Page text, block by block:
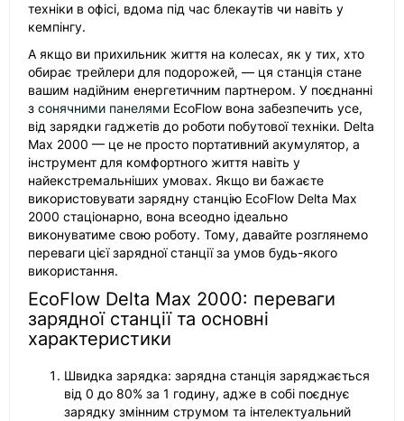
техніки в офісі, вдома під час блекаутів чи навіть у
кемпінгу.
А якщо ви прихильник життя на колесах, як у тих, хто
обирає трейлери для подорожей, — ця станція стане
вашим надійним енергетичним партнером. У поєднанні
з сонячними панелями EcoFlow вона забезпечить усе,
від зарядки гаджетів до роботи побутової техніки. Delta
Max 2000 — це не просто портативний акумулятор, а
інструмент для комфортного життя навіть у
найекстремальніших умовах. Якщо ви бажаєте
використовувати зарядну станцію EcoFlow Delta Max
2000 стаціонарно, вона всеодно ідеально
виконуватиме свою роботу. Тому, давайте розглянемо
переваги цієї зарядної станції за умов будь-якого
використання.
EcoFlow Delta Max 2000: переваги
зарядної станції та основні
характеристики
Швидка зарядка: зарядна станція заряджається
від 0 до 80% за 1 годину, адже в собі поєднує
зарядку змінним струмом та інтелектуальний